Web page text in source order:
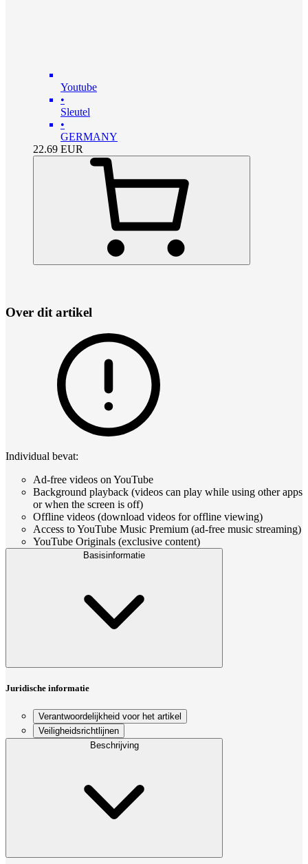
Youtube
•
Sleutel
•
GERMANY
22.69 EUR
Over dit artikel
Individual bevat:
Ad-free videos on YouTube
Background playback (videos can play while using other apps
or when the screen is off)
Offline videos (download videos for offline viewing)
Access to YouTube Music Premium (ad-free music streaming)
YouTube Originals (exclusive content)
Basisinformatie
Juridische informatie
Verantwoordelijkheid voor het artikel
Veiligheidsrichtlijnen
Beschrijving